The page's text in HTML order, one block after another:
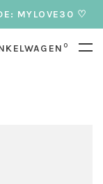
MYLOVE30 ♡
0